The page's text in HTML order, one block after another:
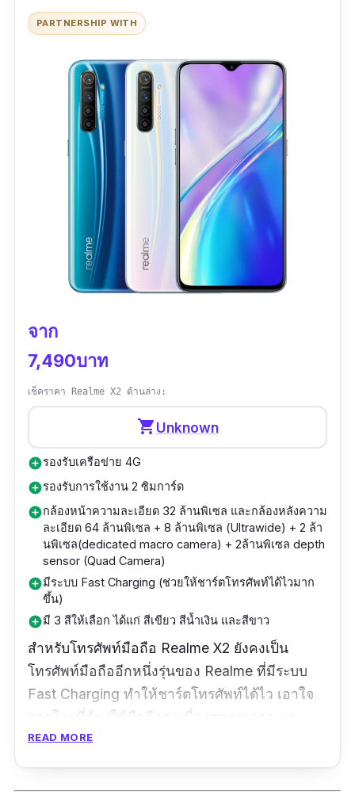
ดิจิตอล ที่มีความละเอียดรวมกันถึง 76 ล้านพิเซล
เลยทีเดียว ซึ่งความละเอียดในระดับนี้ก็ทำให้
Realme 7 Pro สามารถบันทึกวิดีโอในระดับ HD
และ 4K ที่มีความละเอียดสูงสุด 3,840 x 2,160 พิ
เซลอีกด้วย ได้อย่างสบาย ๆ อีกด้วย ในขณะที่กล้อง
หน้าก็ยังมีความละเอียดสูงถึง 32 ล้านพิเซลเลยที
เดียว เรียกได้ว่าซื้อโทรศัพท์มือถือ Realme 7 Pro
เครื่องนี้เครื่องเดียวก็คุ้มไปอีกนาน
PARTNERSHIP WITH
จาก
7,490บาท
เช็คราคา Realme X2 ด้านล่าง:
shopping_cartUnknown
add_circleรองรับเครือข่าย 4G
add_circleรองรับการใช้งาน 2 ซิมการ์ด
add_circleกล้องหน้าความละเอียด 32 ล้านพิเซล และกล้องหลังความ
ละเอียด 64 ล้านพิเซล + 8 ล้านพิเซล (Ultrawide) + 2 ล้า
นพิเซล(dedicated macro camera) + 2ล้านพิเซล depth
sensor (Quad Camera)
add_circleมีระบบ Fast Charging (ช่วยให้ชาร์ตโทรศัพท์ได้ไวมาก
ขึ้น)
add_circleมี 3 สีให้เลือก ได้แก่ สีเขียว สีน้ำเงิน และสีขาว
สำหรับโทรศัพท์มือถือ Realme X2 ยังคงเป็น
โทรศัพท์มือถืออีกหนึ่งรุ่นของ Realme ที่มีระบบ
Fast Charging ทำให้ชาร์ตโทรศัพท์ได้ไว เอาใจ
สายใครที่ต้องใช้มือถือต่อเนื่องตลอดเวลา และ
นอกจากความโดดเด่นในเรื่องของการชาร์ตไว้
READ MORE